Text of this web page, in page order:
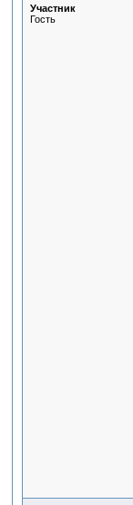
Участник
Гость